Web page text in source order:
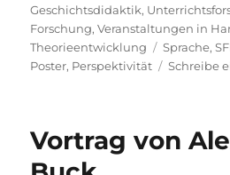
Geschichtsdidaktik,
Forschung,Veranstaltungen in
Theorieentwicklung
Sprache,
Poster, Perspektivität Schreibe
Vortrag von